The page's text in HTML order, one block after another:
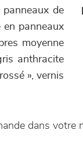
de
panneaux
moyenne
anthracite
», vernis
dans votre